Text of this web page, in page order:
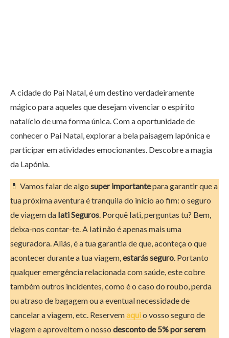
A cidade do Pai Natal, é um destino verdadeiramente
mágico para aqueles que desejam vivenciar o espírito
natalício de uma forma única. Com a oportunidade de
conhecer o Pai Natal, explorar a bela paisagem lapónica e
participar em atividades emocionantes. Descobre a magia
da Lapónia.
💊 Vamos falar de algo super importantepara garantir que a
tua próxima aventura é tranquila do início ao fim: o seguro
de viagem da Iati Seguros. Porquê Iati, perguntas tu? Bem,
deixa-nos contar-te. A Iati não é apenas mais uma
seguradora. Aliás, é a tua garantia de que, aconteça o que
acontecer durante a tua viagem,estarás seguro. Portanto
qualquer emergência relacionada com saúde, este cobre
também outros incidentes, como é o caso do roubo, perda
ou atraso de bagagem ou a eventual necessidade de
cancelar a viagem, etc. Reservemaquio vosso seguro de
viagem e aproveitem o nosso desconto de 5% por serem